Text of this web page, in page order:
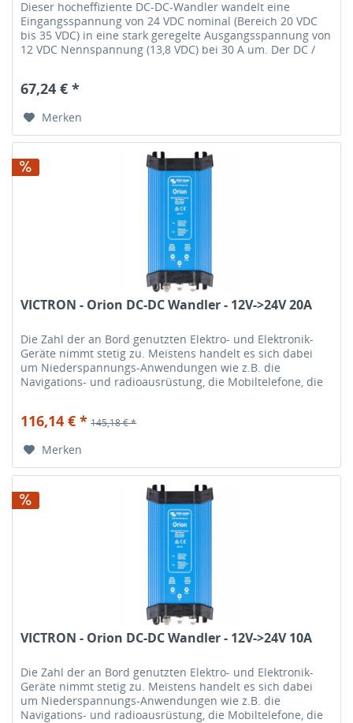
Dieser hocheffiziente DC-DC-Wandler wandelt eine
Eingangsspannung von 24 VDC nominal (Bereich 20 VDC
bis 35 VDC) in eine stark geregelte Ausgangsspannung von
12 VDC Nennspannung (13,8 VDC) bei 30 A um. Der DC /
67,24 € *
Merken
VICTRON - Orion DC-DC Wandler - 12V->24V 20A
Die Zahl der an Bord genutzten Elektro- und Elektronik-
Geräte nimmt stetig zu. Meistens handelt es sich dabei
um Niederspannungs-Anwendungen wie z.B. die
Navigations- und radioausrüstung, die Mobiltelefone, die
116,14 € * 145,18 € *
Merken
VICTRON - Orion DC-DC Wandler - 12V->24V 10A
Die Zahl der an Bord genutzten Elektro- und Elektronik-
Geräte nimmt stetig zu. Meistens handelt es sich dabei
um Niederspannungs-Anwendungen wie z.B. die
Navigations- und radioausrüstung, die Mobiltelefone, die